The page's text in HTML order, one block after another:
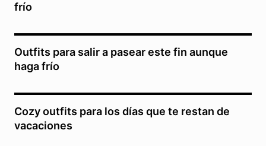
frío
Outfits para salir a pasear este fin aunque
haga frío
Cozy outfits para los días que te restan de
vacaciones